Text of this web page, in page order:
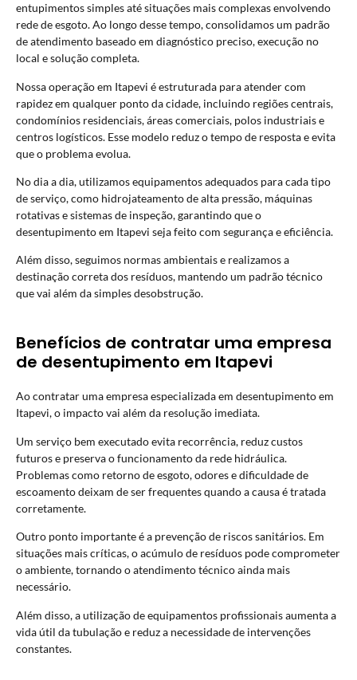
entupimentos simples até situações mais complexas envolvendo
rede de esgoto. Ao longo desse tempo, consolidamos um padrão
de atendimento baseado em diagnóstico preciso, execução no
local e solução completa.
Nossa operação em Itapevi é estruturada para atender com
rapidez em qualquer ponto da cidade, incluindo regiões centrais,
condomínios residenciais, áreas comerciais, polos industriais e
centros logísticos. Esse modelo reduz o tempo de resposta e evita
que o problema evolua.
No dia a dia, utilizamos equipamentos adequados para cada tipo
de serviço, como hidrojateamento de alta pressão, máquinas
rotativas e sistemas de inspeção, garantindo que o
desentupimento em Itapevi seja feito com segurança e eficiência.
Além disso, seguimos normas ambientais e realizamos a
destinação correta dos resíduos, mantendo um padrão técnico
que vai além da simples desobstrução.
Benefícios de contratar uma empresa
de desentupimento em Itapevi
Ao contratar uma empresa especializada em desentupimento em
Itapevi, o impacto vai além da resolução imediata.
Um serviço bem executado evita recorrência, reduz custos
futuros e preserva o funcionamento da rede hidráulica.
Problemas como retorno de esgoto, odores e dificuldade de
escoamento deixam de ser frequentes quando a causa é tratada
corretamente.
Outro ponto importante é a prevenção de riscos sanitários. Em
situações mais críticas, o acúmulo de resíduos pode comprometer
o ambiente, tornando o atendimento técnico ainda mais
necessário.
Além disso, a utilização de equipamentos profissionais aumenta a
vida útil da tubulação e reduz a necessidade de intervenções
constantes.